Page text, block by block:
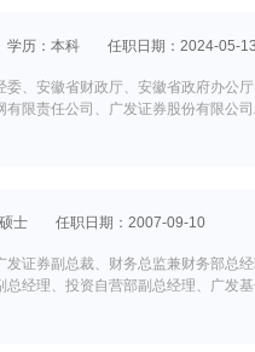
学历：本科 任职日期：2024-05-
、安徽省财政厅、安徽省政府办公
限责任公司、广发证券股份有限公
士 任职日期：2007-09-10
证券副总裁、财务总监兼财务部总
总经理、投资自营部副总经理、广发